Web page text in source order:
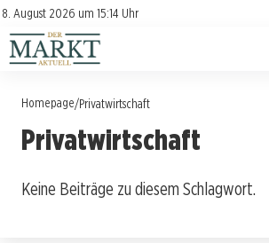
8. August 2026 um 15:14 Uhr
Kontakt
Impressum
Investition
Verbraucherschutz
Homepage/Privatwirtschaft
Privatwirtschaft
Keine Beiträge zu diesem Schlagwort.